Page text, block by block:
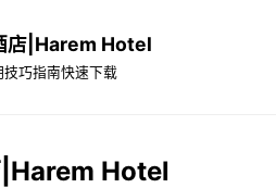
店|Harem Hotel
技巧指南快速下载
Hotel